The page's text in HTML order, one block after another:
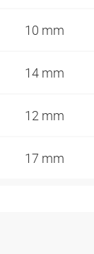
10 mm
14 mm
12 mm
17 mm